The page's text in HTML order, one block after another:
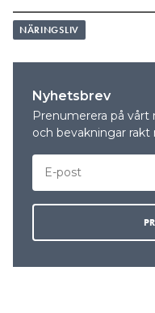
NÄRINGSLIV
Nyhetsbrev
Prenumerera på
och bevakningar rakt